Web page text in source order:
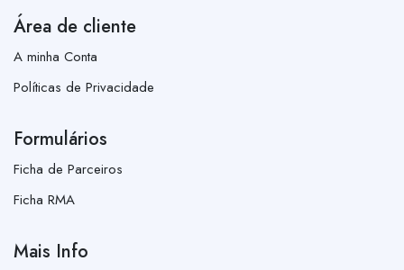
Área de cliente
A minha Conta
Políticas de Privacidade
Formulários
Ficha de Parceiros
Ficha RMA
Mais Info